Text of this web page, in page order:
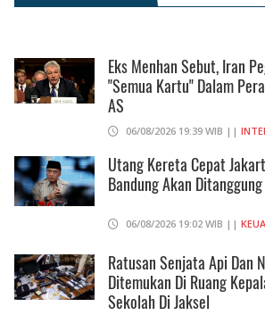
Eks Menhan Sebut, Iran
"Semua Kartu" Dalam
AS
06/08/2026 19:39 WIB ||
Utang Kereta Cepat
Bandung Akan
06/08/2026 19:02 WIB ||
Ratusan Senjata Api Dan
Ditemukan Di Ruang
Sekolah Di Jaksel